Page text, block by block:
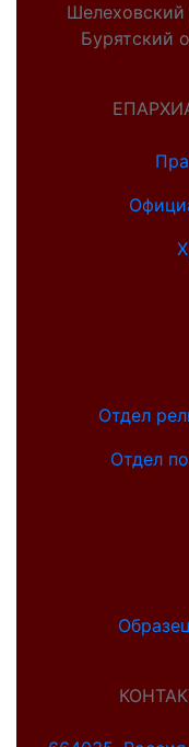
Бурятский
Отдел
Отдел